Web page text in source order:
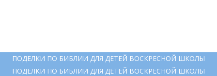
ПОДЕЛКИ ПО БИБЛИИ ДЛЯ ДЕТЕЙ ВОСКРЕСНОЙ ШКОЛЫ
ПОДЕЛКИ ПО БИБЛИИ ДЛЯ ДЕТЕЙ ВОСКРЕСНОЙ ШКОЛЫ